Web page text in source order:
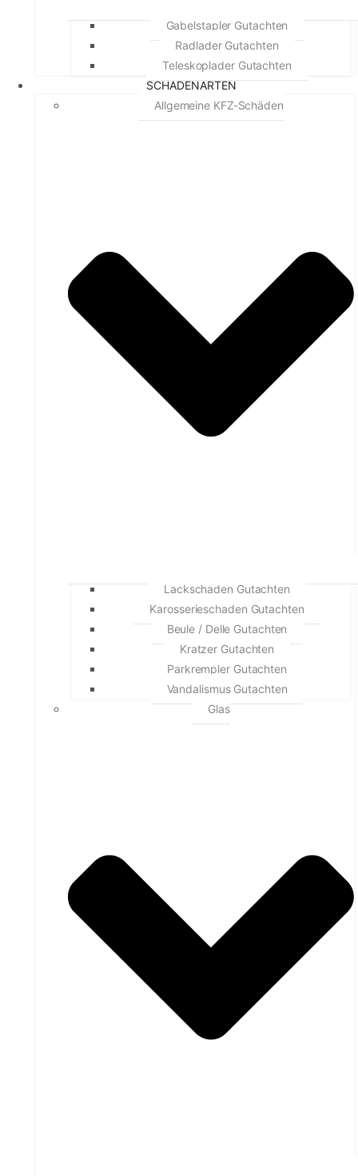
Gabelstapler Gutachten
Radlader Gutachten
Teleskoplader Gutachten
SCHADENARTEN
Allgemeine KFZ-Schäden
Lackschaden Gutachten
Karosserieschaden Gutachten
Beule / Delle Gutachten
Kratzer Gutachten
Parkrempler Gutachten
Vandalismus Gutachten
Glas